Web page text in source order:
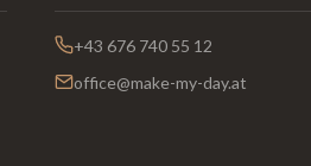
+43 676 740 55 12
office@make-my-day.at